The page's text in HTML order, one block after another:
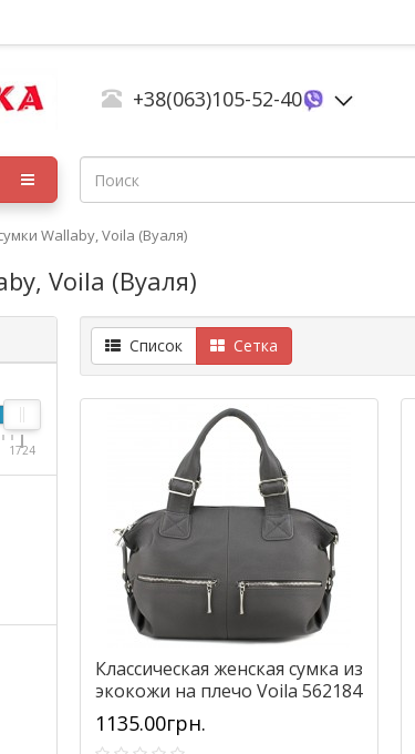
+38(063)105-52-40
Wallaby, Voila (Вуаля)
Voila (Вуаля)
1724
Список Сетка
Классическая женская сумка из
экокожи на плечо Voila 562184
серая
1135.00грн.